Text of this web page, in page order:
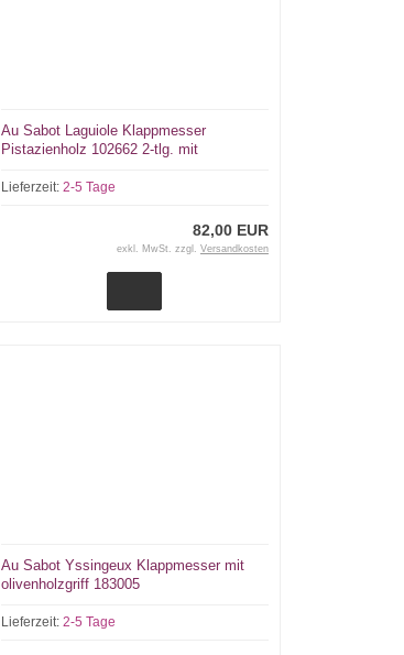
Au Sabot Laguiole Klappmesser
Pistazienholz 102662 2-tlg. mit
Lieferzeit: 2-5 Tage
82,00 EUR
exkl. MwSt. zzgl. Versandkosten
Au Sabot Yssingeux Klappmesser mit
olivenholzgriff 183005
Lieferzeit: 2-5 Tage